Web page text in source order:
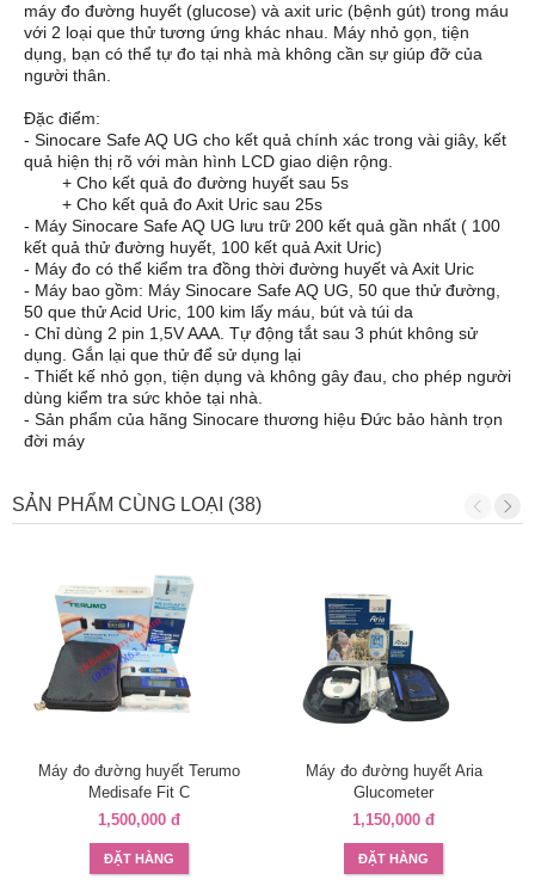
máy đo đường huyết (glucose) và axit uric (bệnh gút) trong máu
với 2 loại que thử tương ứng khác nhau. Máy nhỏ gọn, tiện
dụng, bạn có thể tự đo tại nhà mà không cần sự giúp đỡ của
người thân.
Đặc điểm:
- Sinocare Safe AQ UG cho kết quả chính xác trong vài giây, kết
quả hiện thị rõ với màn hình LCD giao diện rộng.
+ Cho kết quả đo đường huyết sau 5s
+ Cho kết quả đo Axit Uric sau 25s
- Máy Sinocare Safe AQ UG lưu trữ 200 kết quả gần nhất ( 100
kết quả thử đường huyết, 100 kết quả Axit Uric)
- Máy đo có thể kiểm tra đồng thời đường huyết và Axit Uric
- Máy bao gồm: Máy Sinocare Safe AQ UG, 50 que thử đường,
50 que thử Acid Uric, 100 kim lấy máu, bút và túi da
- Chỉ dùng 2 pin 1,5V AAA. Tự động tắt sau 3 phút không sử
dụng. Gắn lại que thử để sử dụng lại
- Thiết kế nhỏ gọn, tiện dụng và không gây đau, cho phép người
dùng kiểm tra sức khỏe tại nhà.
- Sản phẩm của hãng Sinocare thương hiệu Đức bảo hành trọn
đời máy
SẢN PHẨM CÙNG LOẠI (38)
Máy đo đường huyết Terumo
Medisafe Fit C
1,500,000 đ
ĐẶT HÀNG
Máy đo đường huyết Aria
Glucometer
1,150,000 đ
ĐẶT HÀNG